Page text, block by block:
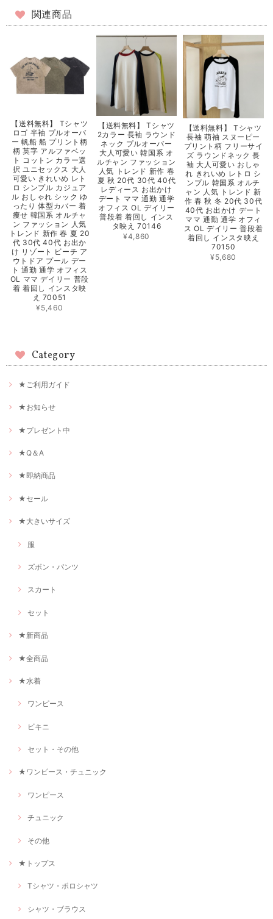
関連商品
【送料無料】 Tシャツ
ロゴ 半袖 プルオーバ
ー 帆船 船 プリント柄
柄 英字 アルファベッ
ト コットン カラー選
択 ユニセックス 大人
可愛い きれいめ レト
ロ シンプル カジュア
ル おしゃれ シック ゆ
ったり 体型カバー 着
痩せ 韓国系 オルチャ
ン ファッション 人気
トレンド 新作 春 夏 20
代 30代 40代 お出か
け リゾート ビーチ ア
ウトドア プール デー
ト 通勤 通学 オフィス
OL ママ デイリー 普段
着 着回し インスタ映
え 70051
¥5,460
【送料無料】 Tシャツ
2カラー 長袖 ラウンド
ネック プルオーバー
大人可愛い 韓国系 オ
ルチャン ファッション
人気 トレンド 新作 春
夏 秋 20代 30代 40代
レディース お出かけ
デート ママ 通勤 通学
オフィス OL デイリー
普段着 着回し インス
タ映え 70146
¥4,860
【送料無料】 Tシャツ
長袖 萌袖 スヌーピー
プリント柄 フリーサイ
ズ ラウンドネック 長
袖 大人可愛い おしゃ
れ きれいめ レトロ シ
ンプル 韓国系 オルチ
ャン 人気 トレンド 新
作 春 秋 冬 20代 30代
40代 お出かけ デート
ママ 通勤 通学 オフィ
ス OL デイリー 普段着
着回し インスタ映え
70150
¥5,680
Category
★ご利用ガイド
★お知らせ
★プレゼント中
★Q＆A
★即納商品
★セール
★大きいサイズ
服
ズボン・パンツ
スカート
セット
★新商品
★全商品
★水着
ワンピース
ビキニ
セット・その他
★ワンピース・チュニック
ワンピース
チュニック
その他
★トップス
Tシャツ・ポロシャツ
シャツ・ブラウス